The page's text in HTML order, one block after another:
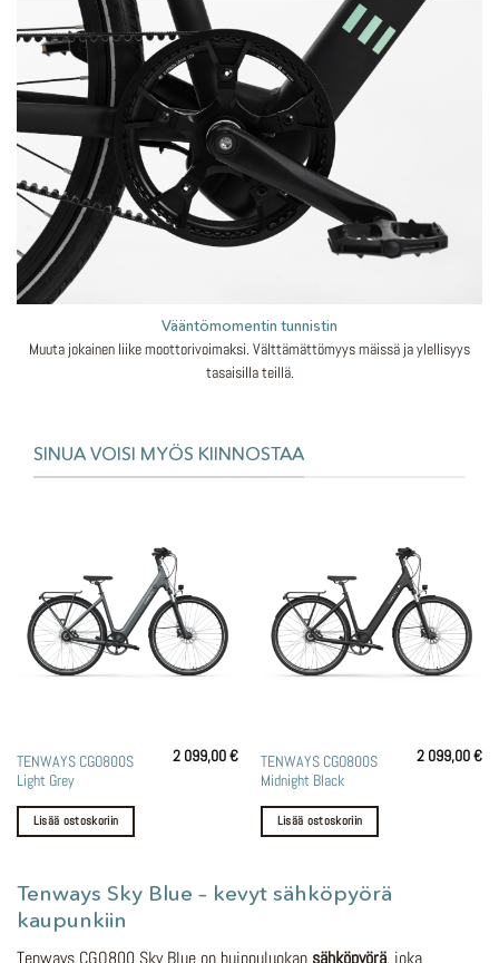
Vääntömomentin tunnistin
Muuta jokainen liike moottorivoimaksi. Välttämättömyys mäissä ja ylellisyys
tasaisilla teillä.
SINUA VOISI MYÖS KIINNOSTAA
TENWAYS CGO800S
Light Grey
2 099,00€
Lisää ostoskoriin
TENWAYS CGO800S
Midnight Black
2 099,00€
Lisää ostoskoriin
Tenways Sky Blue – kevyt sähköpyörä
kaupunkiin
Tenways CGO800 Sky Blue on huippuluokan sähköpyörä, joka